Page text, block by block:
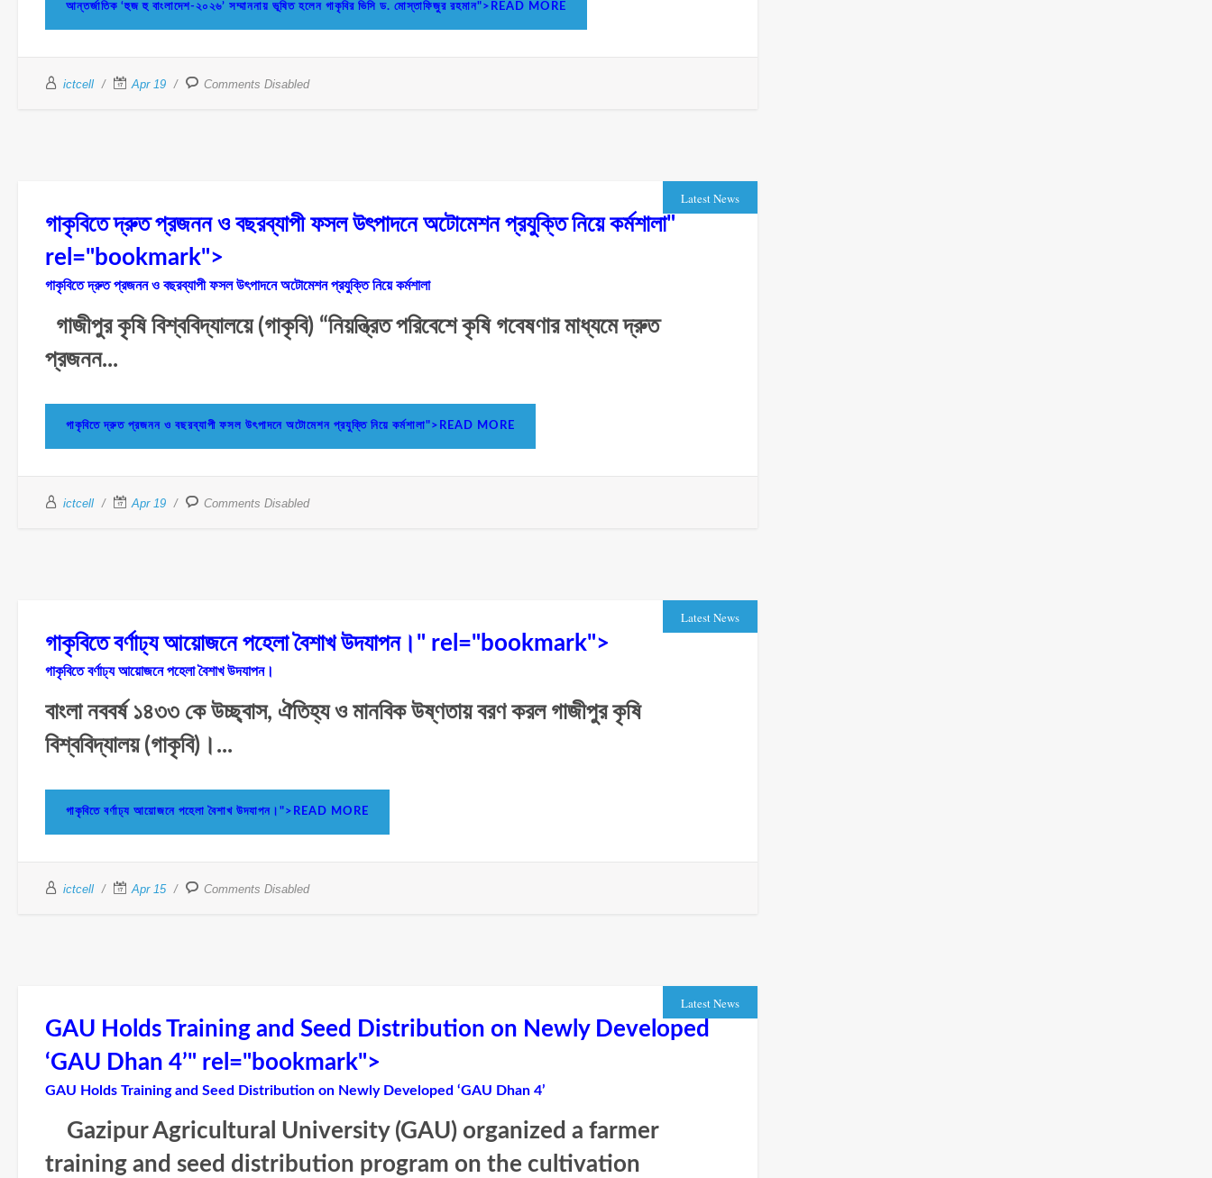
আন্তর্জাতিক ‘হুজ হু বাংলাদেশ-২০২৬’ সম্মাননায় ভূষিত হলেন গাকৃবির ভিসি ড. মোস্তাফিজুর রহমান">READ MORE
ictcell Apr 19 Comments Disabled
Latest News
গাকৃবিতে দ্রুত প্রজনন ও বছরব্যাপী ফসল উৎপাদনে অটোমেশন প্রযুক্তি নিয়ে কর্মশালা"
rel="bookmark">
গাকৃবিতে দ্রুত প্রজনন ও বছরব্যাপী ফসল উৎপাদনে অটোমেশন প্রযুক্তি নিয়ে কর্মশালা
গাজীপুর কৃষি বিশ্ববিদ্যালয়ে (গাকৃবি) “নিয়ন্ত্রিত পরিবেশে কৃষি গবেষণার মাধ্যমে দ্রুত
প্রজনন...
গাকৃবিতে দ্রুত প্রজনন ও বছরব্যাপী ফসল উৎপাদনে অটোমেশন প্রযুক্তি নিয়ে কর্মশালা">READ MORE
ictcell Apr 19 Comments Disabled
Latest News
গাকৃবিতে বর্ণাঢ্য আয়োজনে পহেলা বৈশাখ উদযাপন।" rel="bookmark">
গাকৃবিতে বর্ণাঢ্য আয়োজনে পহেলা বৈশাখ উদযাপন।
বাংলা নববর্ষ ১৪৩৩ কে উচ্ছ্বাস, ঐতিহ্য ও মানবিক উষ্ণতায় বরণ করল গাজীপুর কৃষি
বিশ্ববিদ্যালয় (গাকৃবি)।...
গাকৃবিতে বর্ণাঢ্য আয়োজনে পহেলা বৈশাখ উদযাপন।">READ MORE
ictcell Apr 15 Comments Disabled
Latest News
GAU Holds Training and Seed Distribution on Newly Developed
‘GAU Dhan 4’" rel="bookmark">
GAU Holds Training and Seed Distribution on Newly Developed ‘GAU Dhan 4’
Gazipur Agricultural University (GAU) organized a farmer
training and seed distribution program on the cultivation